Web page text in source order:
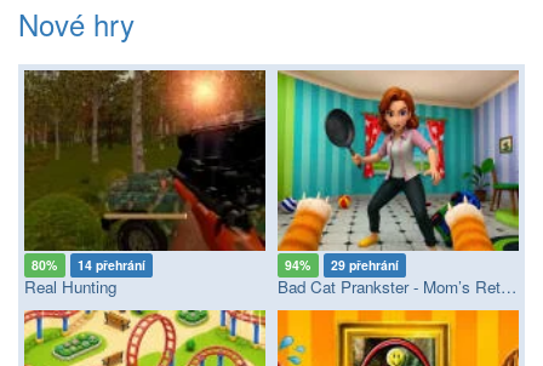
Nové hry
80% 14 přehrání
Real Hunting
94% 29 přehrání
Bad Cat Prankster - Mom’s Return